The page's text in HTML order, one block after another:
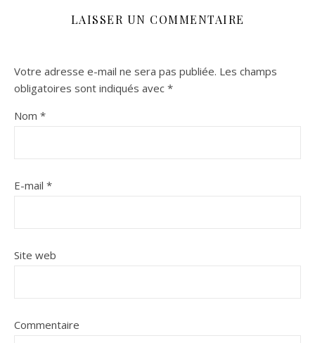
LAISSER UN COMMENTAIRE
Votre adresse e-mail ne sera pas publiée. Les champs
obligatoires sont indiqués avec *
Nom *
E-mail *
Site web
Commentaire